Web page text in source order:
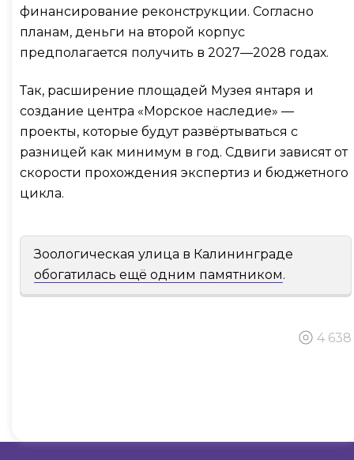
финансирование реконструкции. Согласно
планам, деньги на второй корпус
предполагается получить в 2027—2028 годах.
Так, расширение площадей Музея янтаря и
создание центра «Морское наследие» —
проекты, которые будут развёртываться с
разницей как минимум в год. Сдвиги зависят от
скорости прохождения экспертиз и бюджетного
цикла.
Зоологическая улица в Калининграде
обогатилась ещё одним памятником.
4 638